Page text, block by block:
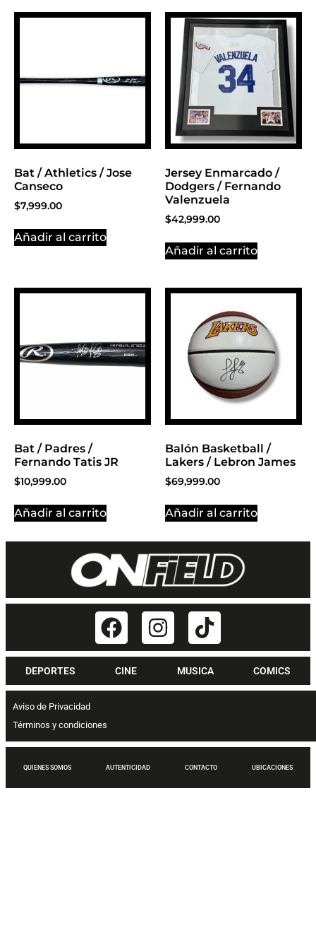
PROMOCIONES 1
Bat / Athletics / Jose
Canseco
$7,999.00
Añadir al carrito
Jersey Enmarcado /
Dodgers / Fernando
Valenzuela
$42,999.00
Añadir al carrito
Bat / Padres /
Fernando Tatis JR
$10,999.00
Añadir al carrito
Balón Basketball /
Lakers / Lebron James
$69,999.00
Añadir al carrito
DEPORTES CINE MUSICA COMICS
Aviso de Privacidad
Términos y condiciones
QUIENES SOMOS AUTENTICIDAD CONTACTO UBICACIONES